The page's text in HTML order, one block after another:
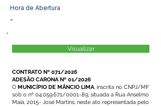
Hora de Abertura
-
Visualizar
CONTRATO Nº 071/2026
ADESÃO CARONA Nº 01/2026
O MUNICÍPIO DE MÂNCIO LIMA, inscrita no CNPJ/MF
sob o nº 04.059.671/0001-89, situada a Rua Anselmo
Maia, 2015- José Martins, neste ato representada pelo